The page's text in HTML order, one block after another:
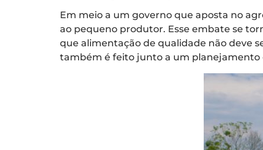
Em meio a um governo que aposta no
ao pequeno produtor. Esse embate se
que alimentação de qualidade não deve
também é feito junto a um planejamento